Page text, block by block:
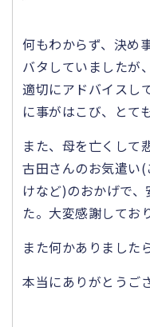
何もわからず、決め
バタしていましたが
適切にアドバイスし
に事がはこび、とて
また、母を亡くして
古田さんのお気遣い
けなど)のおかげで
た。大変感謝してお
また何かありました
本当にありがとうご